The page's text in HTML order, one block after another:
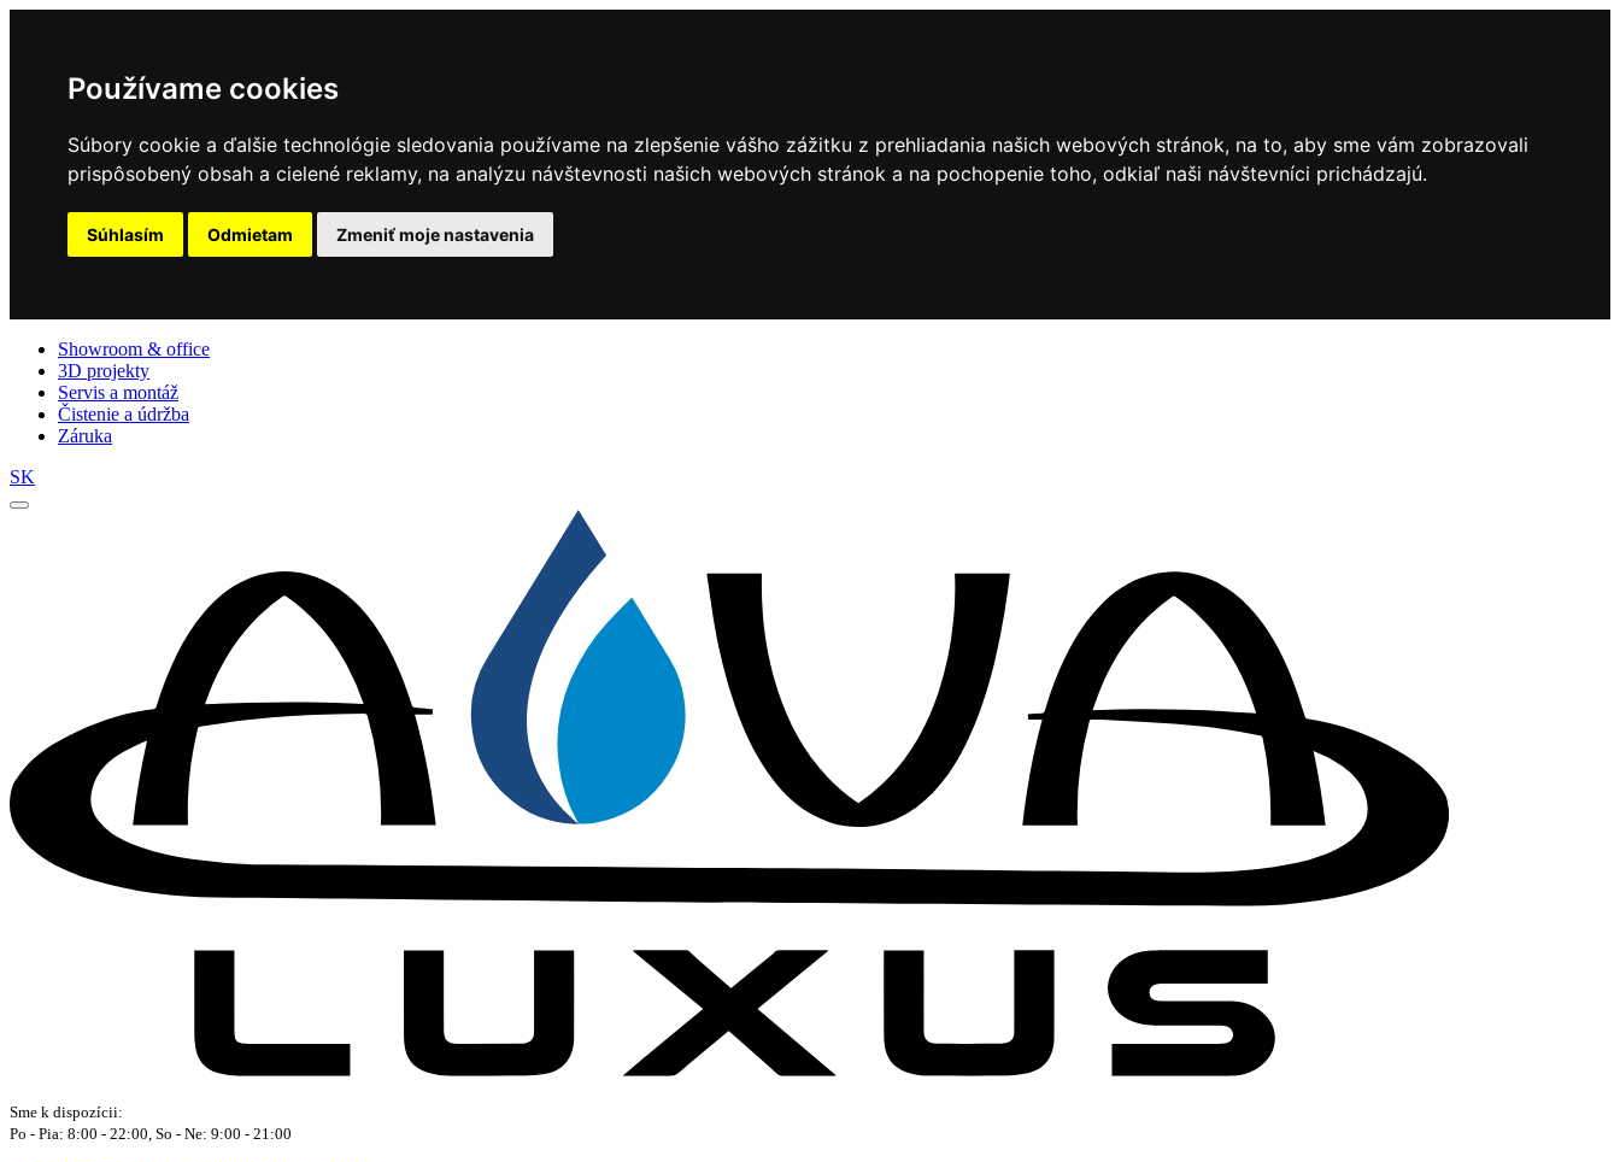
Používame cookies
Súbory cookie a ďalšie technológie sledovania používame na zlepšenie vášho zážitku z prehliadania našich webových stránok, na to, aby sme vám zobrazovali
prispôsobený obsah a cielené reklamy, na analýzu návštevnosti našich webových stránok a na pochopenie toho, odkiaľ naši návštevníci prichádzajú.
Súhlasím Odmietam Zmeniť moje nastavenia
Showroom & office
3D projekty
Servis a montáž
Čistenie a údržba
Záruka
SK
Sme k dispozícii:
Po - Pia: 8:00 - 22:00, So - Ne: 9:00 - 21:00